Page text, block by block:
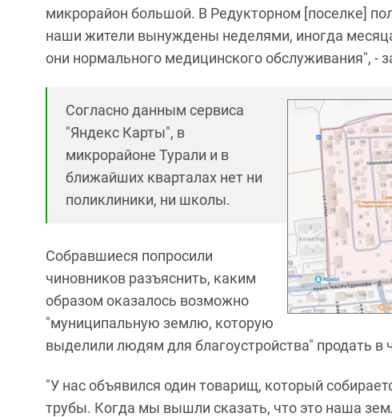
микрорайон большой. В Редукторном [поселке]
наши жители вынуждены неделями, иногда
они нормального медицинского обслуживания", -
Согласно данным сервиса
"Яндекс Карты", в
микрорайоне Турали и в
ближайших кварталах нет ни
поликлиники, ни школы.
Собравшиеся попросили
чиновников разъяснить, каким
образом оказалось возможно
"муниципальную землю, которую
выделили людям для благоустройства" продать в
"У нас объявился один товарищ, который
трубы. Когда мы вышли сказать, что это наша